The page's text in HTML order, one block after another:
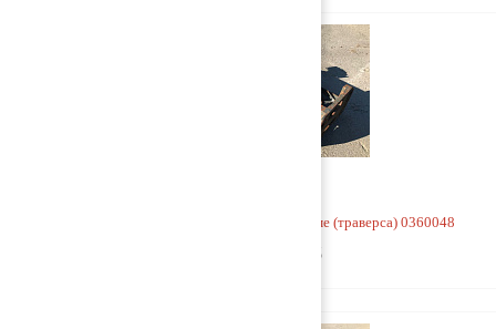
Кронштейн V-образной тяги к раме (траверса) 0360048
5 000 руб